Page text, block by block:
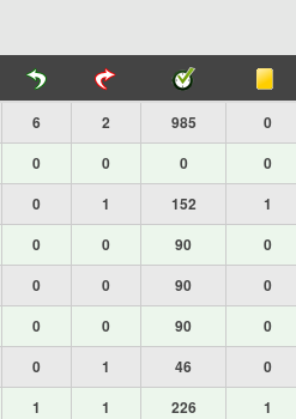
6 2 985 0
0 0 0 0
0 1 152 1
0 0 90 0
0 0 90 0
0 0 90 0
0 1 46 0
1 1 226 1